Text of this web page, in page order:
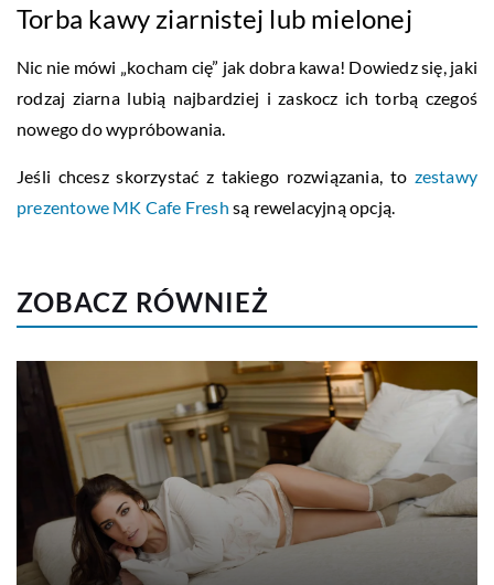
Torba kawy ziarnistej lub mielonej
Nic nie mówi „kocham cię” jak dobra kawa! Dowiedz się, jaki
rodzaj ziarna lubią najbardziej i zaskocz ich torbą czegoś
nowego do wypróbowania.
Jeśli chcesz skorzystać z takiego rozwiązania, to zestawy
prezentowe MK Cafe Fresh są rewelacyjną opcją.
ZOBACZ RÓWNIEŻ